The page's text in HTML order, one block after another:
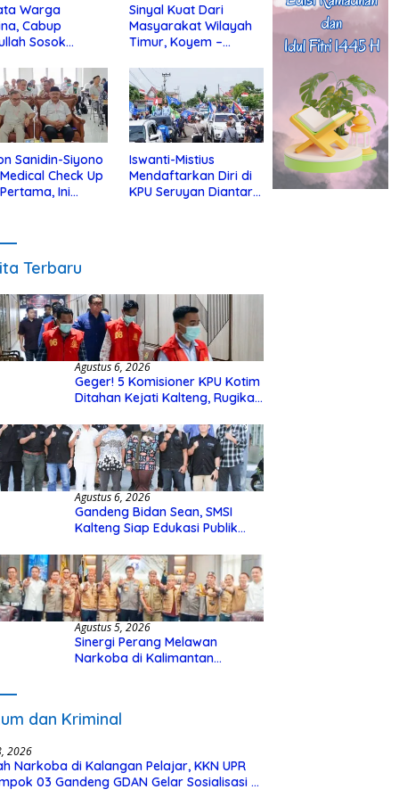
Warga
Cabup
Sosok
Sinyal Kuat Dari
Masyarakat Wilayah
Timur, Koyem –
di Kotim
Sanidin-Siyono
Check Up
Ini
Iswanti-Mistius
Mendaftarkan Diri di
KPU Seruyan Diantar
Terbaru
Agustus 6, 2026
Geger! 5 Komisioner KPU Kotim
Ditahan Kejati Kalteng, Rugikan
Hibah Rp40 Miliar
Agustus 6, 2026
Gandeng Bidan Sean, SMSI
Kalteng Siap Edukasi Publik
Agustus 5, 2026
Sinergi Perang Melawan
Narkoba di Kalimantan
dan Kriminal
2026
Narkoba di Kalangan Pelajar, KKN UPR
03 Gandeng GDAN Gelar Sosialisasi di